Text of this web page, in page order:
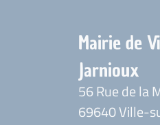
Mairie de
Jarnioux
56 Rue de la
69640 Ville-